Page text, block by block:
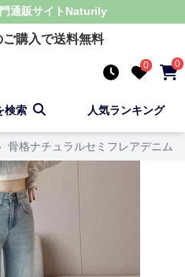
通販サイト Naturily
購入で送料無料
0 0
検索 人気ランキング
骨格ナチュラルセミフレアデニム